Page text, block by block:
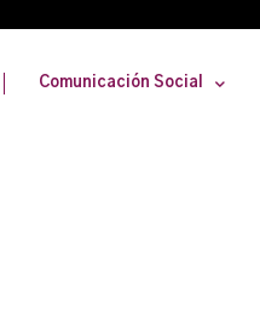
Comunicación Social